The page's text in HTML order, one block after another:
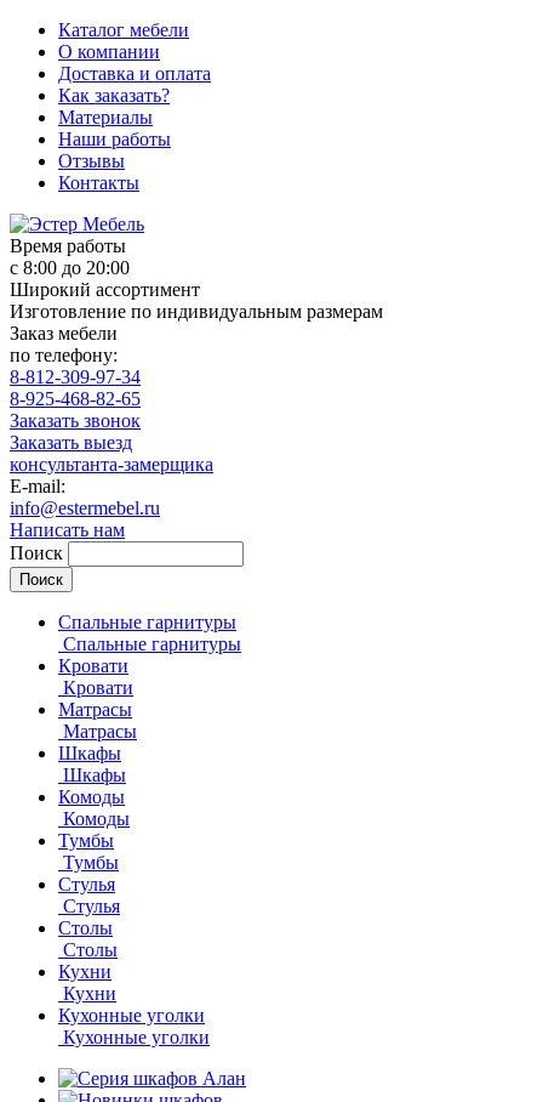
Каталог мебели
О компании
Доставка и оплата
Как заказать?
Материалы
Наши работы
Отзывы
Контакты
Время работы
с 8:00 до 20:00
Широкий ассортимент
Изготовление по индивидуальным размерам
Заказ мебели
по телефону:
8-812-309-97-34
8-925-468-82-65
Заказать звонок
Заказать выезд
консультанта-замерщика
E-mail:
info@estermebel.ru
Написать нам
Поиск
Спальные гарнитуры
Спальные гарнитуры
Кровати
Кровати
Матрасы
Матрасы
Шкафы
Шкафы
Комоды
Комоды
Тумбы
Тумбы
Стулья
Стулья
Столы
Столы
Кухни
Кухни
Кухонные уголки
Кухонные уголки